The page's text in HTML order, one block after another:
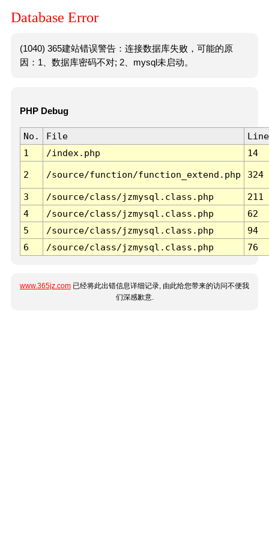
Database Error
(1040) 365建站错误警告：连接数据库失败，可能的原
因：1、数据库密码不对; 2、mysql未启动。
PHP Debug
No. File
Line
1
/index.php 14
2 /source/function/function_extend.php 324
3 /source/class/jzmysql.class.php
211
4
/source/class/jzmysql.class.php
62
5
/source/class/jzmysql.class.php
94
6
/source/class/jzmysql.class.php 76
www.365jz.com 已经将此出错信息详细记录, 由此给您带来的访问不便我
们深感歉意.